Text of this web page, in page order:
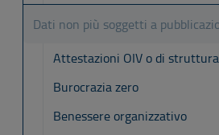
Dati non più soggetti a
Attestazioni OIV o di
Burocrazia zero
Benessere organizzativo